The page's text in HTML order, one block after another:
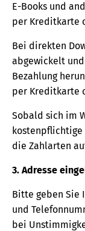
E-Books und
per Kreditkarte
Bei direkten
abgewickelt
Bezahlung
per Kreditkarte
Sobald sich im
kostenpflichtige
die Zahlarten
3. Adresse
Bitte geben Sie
und
bei